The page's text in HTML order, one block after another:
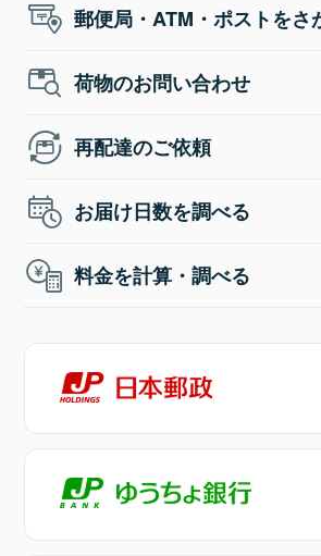
郵便局・ATM・ポストをさ
荷物のお問い合わせ
再配達のご依頼
お届け日数を調べる
料金を計算・調べる